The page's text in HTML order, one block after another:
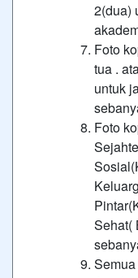
2(dua)
Foto
tua .
untuk
Foto
Sehat(